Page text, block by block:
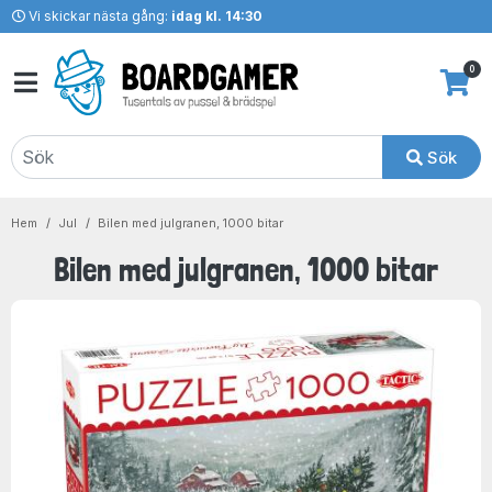
Vi skickar nästa gång: idag kl. 14:30
Sök
0
Hem Jul Bilen med julgranen, 1000 bitar
Bilen med julgranen, 1000 bitar